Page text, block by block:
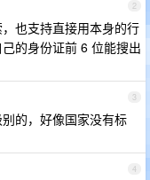
2
也支持直接用本身的行
的身份证前 6 位能搜出
3
的，好像国家没有标
4